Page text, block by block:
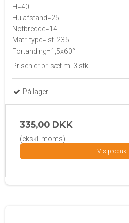
H=40
Hulafstand=25
Notbredde=14
Matr. type= st. 235
Fortanding=1,5x60°
Prisen er pr. sæt m. 3 stk.
På lager
335,00 DKK
(ekskl. moms)
Vis produkt